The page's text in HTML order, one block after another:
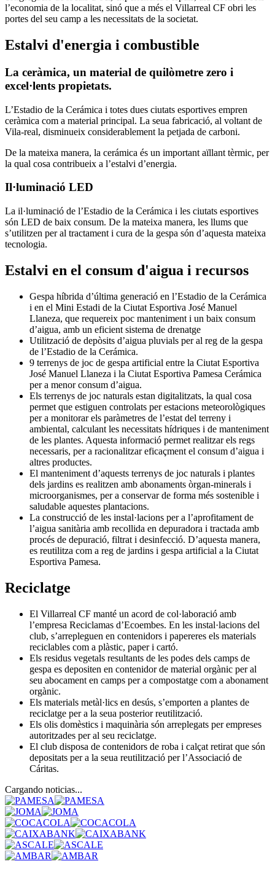
l’economia de la localitat, sinó que a més el Villarreal CF obri les
portes del seu camp a les necessitats de la societat.
Estalvi d'energia i combustible
La ceràmica, un material de quilòmetre zero i
excel·lents propietats.
L’Estadio de la Cerámica i totes dues ciutats esportives empren
ceràmica com a material principal. La seua fabricació, al voltant de
Vila-real, disminueix considerablement la petjada de carboni.
De la mateixa manera, la cerámica és un important aïllant tèrmic, per
la qual cosa contribueix a l’estalvi d’energia.
Il·luminació LED
La il·luminació de l’Estadio de la Cerámica i les ciutats esportives
són LED de baix consum. De la mateixa manera, les llums que
s’utilitzen per al tractament i cura de la gespa són d’aquesta mateixa
tecnologia.
Estalvi en el consum d'aigua i recursos
Gespa híbrida d’última generació en l’Estadio de la Cerámica
i en el Mini Estadi de la Ciutat Esportiva José Manuel
Llaneza, que requereix poc manteniment i un baix consum
d’aigua, amb un eficient sistema de drenatge
Utilització de depòsits d’aigua pluvials per al reg de la gespa
de l’Estadio de la Cerámica.
9 terrenys de joc de gespa artificial entre la Ciutat Esportiva
José Manuel Llaneza i la Ciutat Esportiva Pamesa Cerámica
per a menor consum d’aigua.
Els terrenys de joc naturals estan digitalitzats, la qual cosa
permet que estiguen controlats per estacions meteorològiques
per a monitorar els paràmetres de l’estat del terreny i
ambiental, calculant les necessitats hídriques i de manteniment
de les plantes. Aquesta informació permet realitzar els regs
necessaris, per a racionalitzar eficaçment el consum d’aigua i
altres productes.
El manteniment d’aquests terrenys de joc naturals i plantes
dels jardins es realitzen amb abonaments òrgan-minerals i
microorganismes, per a conservar de forma més sostenible i
saludable aquestes plantacions.
La construcció de les instal·lacions per a l’aprofitament de
l’aigua sanitària amb recollida en depuradora i tractada amb
procés de depuració, filtrat i desinfecció. D’aquesta manera,
es reutilitza com a reg de jardins i gespa artificial a la Ciutat
Esportiva Pamesa.
Reciclatge
El Villarreal CF manté un acord de col·laboració amb
l’empresa Reciclamas d’Ecoembes. En les instal·lacions del
club, s’arrepleguen en contenidors i papereres els materials
reciclables com a plàstic, paper i cartó.
Els residus vegetals resultants de les podes dels camps de
gespa es depositen en contenidor de material orgànic per al
seu abocament en camps per a compostatge com a abonament
orgànic.
Els materials metàl·lics en desús, s’emporten a plantes de
reciclatge per a la seua posterior reutilització.
Els olis domèstics i maquinària són arreplegats per empreses
autoritzades per al seu reciclatge.
El club disposa de contenidors de roba i calçat retirat que són
depositats per a la seua reutilització per l’Associació de
Cáritas.
Cargando noticias...